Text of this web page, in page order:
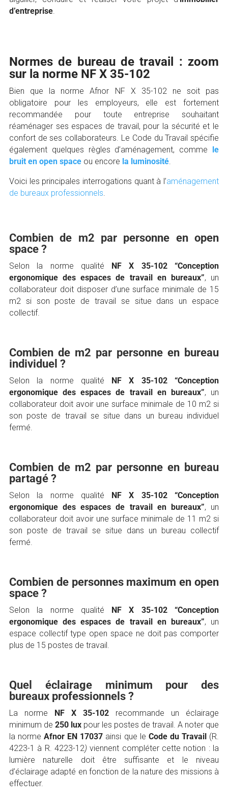
d’entreprise.
Normes de bureau de travail : zoom
sur la norme NF X 35-102
Bien que la norme Afnor NF X 35-102 ne soit pas
obligatoire pour les employeurs, elle est fortement
recommandée pour toute entreprise souhaitant
réaménager ses espaces de travail, pour la sécurité et le
confort de ses collaborateurs. Le Code du Travail spécifie
également quelques règles d’aménagement, comme le
bruit en open spaceou encore la luminosité.
Voici les principales interrogations quant à l’aménagement
de bureaux professionnels.
Combien de m2 par personne en open
space ?
Selon la norme qualité NF X 35-102 “Conception
ergonomique des espaces de travail en bureaux”, un
collaborateur doit disposer d’une surface minimale de 15
m2 si son poste de travail se situe dans un espace
collectif.
Combien de m2 par personne en bureau
individuel ?
Selon la norme qualité NF X 35-102 “Conception
ergonomique des espaces de travail en bureaux”, un
collaborateur doit avoir une surface minimale de 10 m2 si
son poste de travail se situe dans un bureau individuel
fermé.
Combien de m2 par personne en bureau
partagé ?
Selon la norme qualité NF X 35-102 “Conception
ergonomique des espaces de travail en bureaux”, un
collaborateur doit avoir une surface minimale de 11 m2 si
son poste de travail se situe dans un bureau collectif
fermé.
Combien de personnes maximum en open
space ?
Selon la norme qualité NF X 35-102 “Conception
ergonomique des espaces de travail en bureaux”, un
espace collectif type open space ne doit pas comporter
plus de 15 postes de travail.
Quel éclairage minimum pour des
bureaux professionnels ?
La norme NF X 35-102 recommande un éclairage
minimum de 250 luxpour les postes de travail. A noter que
la normeAfnor EN 17037 ainsi que le Code du Travail (R.
4223-1 à R. 4223-12) viennent compléter cette notion : la
lumière naturelle doit être suffisante et le niveau
d’éclairage adapté en fonction de la nature des missions à
effectuer.